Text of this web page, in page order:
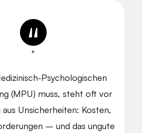
"
Psychologischen
(MPU) muss, steht oft vor
Unsicherheiten: Kosten,
– und das ungute